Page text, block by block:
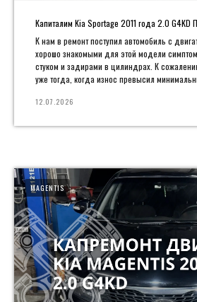
Капиталим Kia Sportage 2011 года 2.0 G4KD
К нам в ремонт поступил автомобиль с
хорошо знакомыми для этой модели
стуком и задирами в цилиндрах. К
уже тогда, когда износ превысил
12.07.2026
MAGENTIS